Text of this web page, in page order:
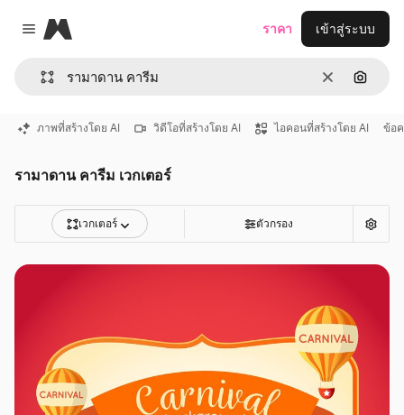
Close menu
Magnific
ชัดเจนค้นหา
ราคา เข้าสู่ระบบ
ภาพที่สร้างโดย AI วิดีโอที่สร้างโดย AI ไอคอนที่สร้างโดย AI ข้อ
รามาดาน คารีม เวกเตอร์
เวกเตอร์ ตัวกรอง